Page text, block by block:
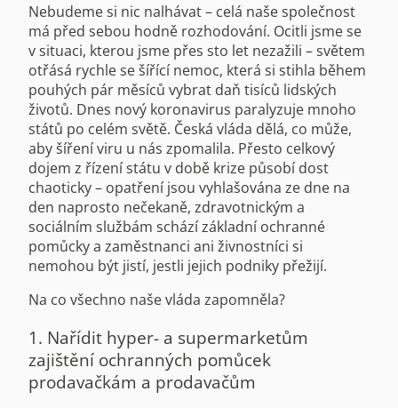
Nebudeme si nic nalhávat – celá naše společnost
má před sebou hodně rozhodování. Ocitli jsme se
v situaci, kterou jsme přes sto let nezažili – světem
otřásá rychle se šířící nemoc, která si stihla během
pouhých pár měsíců vybrat daň tisíců lidských
životů. Dnes nový koronavirus paralyzuje mnoho
států po celém světě. Česká vláda dělá, co může,
aby šíření viru u nás zpomalila. Přesto celkový
dojem z řízení státu v době krize působí dost
chaoticky – opatření jsou vyhlašována ze dne na
den naprosto nečekaně, zdravotnickým a
sociálním službám schází základní ochranné
pomůcky a zaměstnanci ani živnostníci si
nemohou být jistí, jestli jejich podniky přežijí.
Na co všechno naše vláda zapomněla?
1. Nařídit hyper- a supermarketům
zajištění ochranných pomůcek
prodavačkám a prodavačům